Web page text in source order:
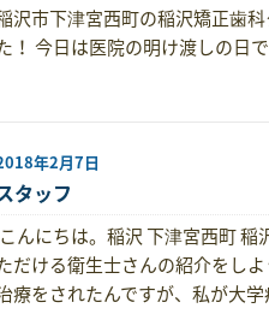
沢市下津宮西町の稲沢矯正歯
！ 今日は医院の明け渡しの日
年2月7日
タッフ
こんにちは。稲沢 下津宮西町
だける衛生士さんの紹介をし
療をされたんですが、私が大